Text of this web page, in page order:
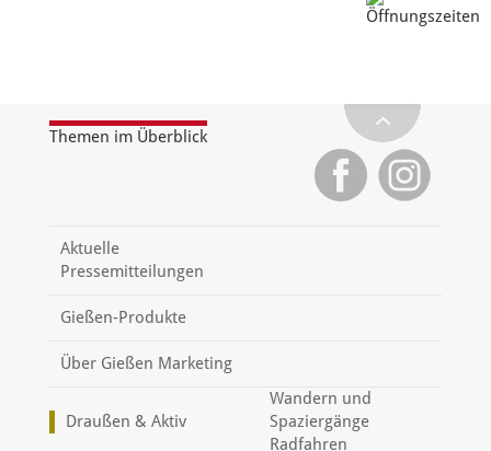
Themen im Überblick
Aktuelle
Pressemitteilungen
Gießen-Produkte
Über Gießen Marketing
Draußen & Aktiv
Wandern und
Spaziergänge
Radfahren